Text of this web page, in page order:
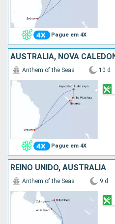
Pague em 4X
Pague em 4X
Anthem of the Seas 10 d
REINO UNIDO, AUSTRALIA
Anthem of the Seas 9 d